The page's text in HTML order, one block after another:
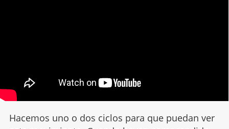
Hacemos uno o dos ciclos para que puedan ver